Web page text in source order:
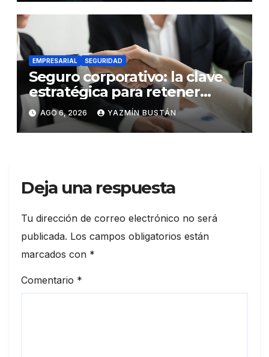
EMPRESARIAL SEGURIDAD
Seguro corporativo: la clave
estratégica para retener
talento en Ecuador
AGO 6, 2026 YAZMÍN BUSTÁN
Deja una respuesta
Tu dirección de correo electrónico no será
publicada. Los campos obligatorios están
marcados con *
Comentario *